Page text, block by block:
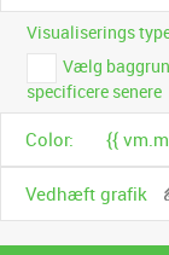
Visualiserings
Vælg
specificere senere
Color: {{
Vedhæft grafik